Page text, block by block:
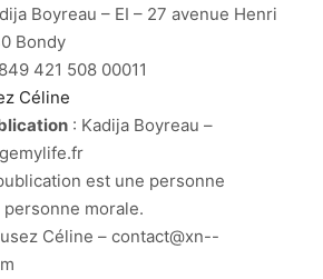
Boyreau – EI – 27 avenue Henri
Bondy
421 508 00011
Céline
: Kadija Boyreau –
est une personne
morale.
Céline – contact@xn--